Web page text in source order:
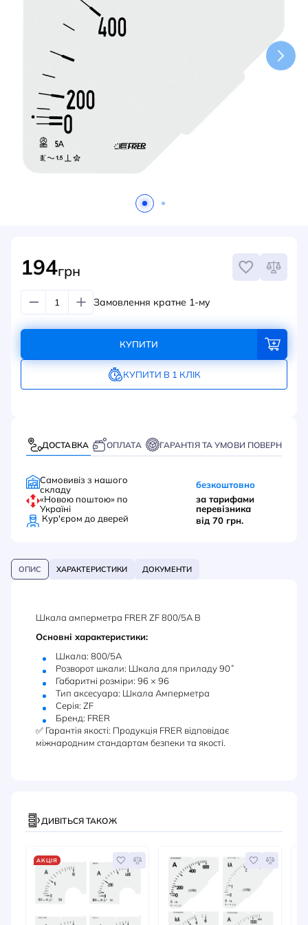
СИСТЕМИ ШИНОПРОВОДІВ ТА СТРУМОПРОВОДІВ
194грн
Замовлення кратне 1-му
КУПИТИ
КУПИТИ В 1 КЛІК
ДОСТАВКА ОПЛАТА ГАРАНТІЯ ТА УМОВИ ПОВЕРНЕННЯ
Самовивіз з нашого
складу
безкоштовно
«Новою поштою» по
Україні
за тарифами
перевізника
Кур'єром до дверей від 70 грн.
ОПИС ХАРАКТЕРИСТИКИ ДОКУМЕНТИ
Шкала амперметра FRER ZF 800/5А В
Основні характеристики:
Шкала: 800/5А
Розворот шкали: Шкала для приладу 90˚
Габаритні розміри: 96 × 96
Тип аксесуара: Шкала Амперметра
Серія: ZF
Бренд: FRER
✅ Гарантія якості: Продукція FRER відповідає
міжнародним стандартам безпеки та якості.
ДИВІТЬСЯ ТАКОЖ
АКЦІЯ